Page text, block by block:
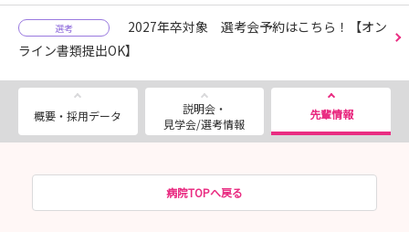
選考
2027年卒対象 選考会予約はこちら！【オン
ライン書類提出OK】
概要・採用データ
説明会・
見学会/選考情報
先輩情報
病院TOPへ戻る